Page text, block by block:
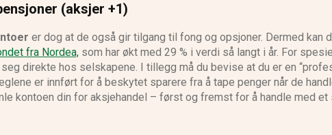
(aksjer +1)
er dog at de også gir tilgang til fong og opsjoner. Dermed kan
fra Nordea, som har økt med 29 % i verdi så langt i år. For
direkte hos selskapene. I tillegg må du bevise at du er en
er innført for å beskytet sparere fra å tape penger når de
kontoen din for aksjehandel – først og fremst for å handle med et